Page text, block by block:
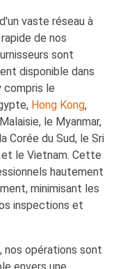
vaste réseau à
de nos
sont
disponible dans
compris le
Hong Kong,
le Myanmar,
Corée du Sud, le Sri
et le Vietnam. Cette
hautement
minimisant les
inspections et
nos opérations sont
envers une